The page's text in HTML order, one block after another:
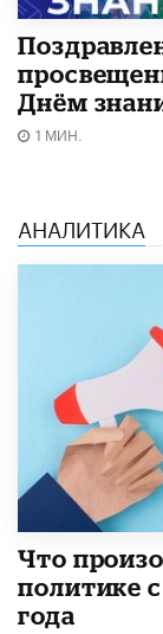
Днём
1 МИН.
АНАЛИТИКА
​Что
политике
года